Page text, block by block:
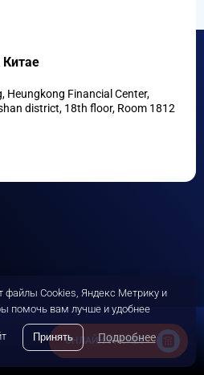
ОНЛАЙН-РАСЧЕТ
Китае
Heungkong Financial Center,
district, 18th floor, Room 1812
файлы Cookies, Яндекс Метрику и
помочь вам лучше и удобнее
Принять Подробнее